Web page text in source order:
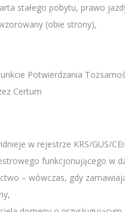
stałego pobytu, prawo
(obie strony),
Potwierdzania
Certum
w rejestrze KRS/GUS/
funkcjonującego w
– wówczas, gdy